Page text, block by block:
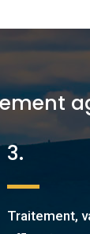
3.
Traitement,